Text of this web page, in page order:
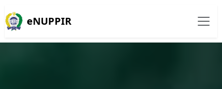
eNUPPIR